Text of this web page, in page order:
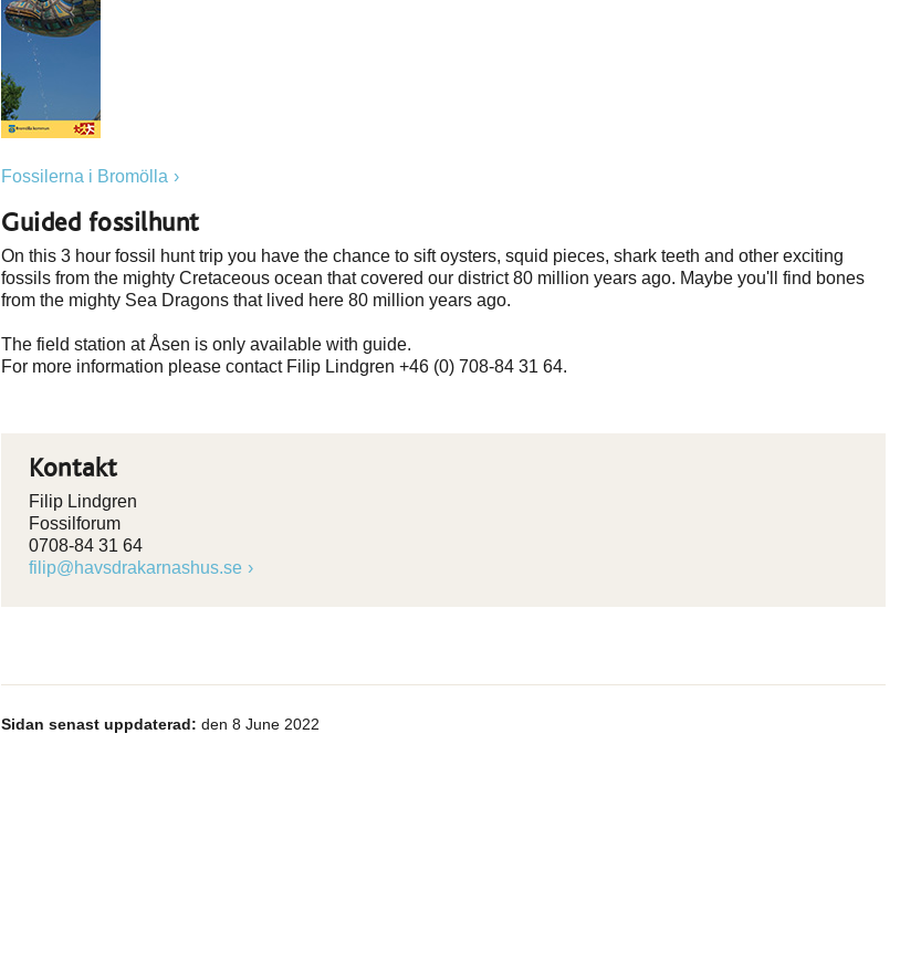
Fossilerna i Bromölla
Guided fossilhunt
On this 3 hour fossil hunt trip you have the chance to sift oysters, squid pieces, shark teeth and other exciting
fossils from the mighty Cretaceous ocean that covered our district 80 million years ago. Maybe you'll find bones
from the mighty Sea Dragons that lived here 80 million years ago.
The field station at Åsen is only available with guide.
For more information please contact Filip Lindgren +46 (0) 708-84 31 64.
Kontakt
Filip Lindgren
Fossilforum
0708-84 31 64
filip@havsdrakarnashus.se
Sidan senast uppdaterad: den 8 June 2022